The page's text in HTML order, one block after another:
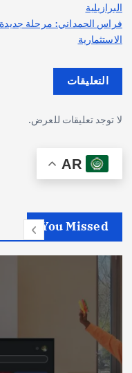
البرازيلية
فراس الحمداني: مرحلة
الاستثمارية
التعليقات
لا توجد تعليقات للعرض.
AR
You Missed